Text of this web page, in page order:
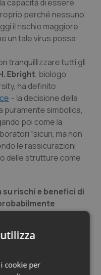
Collo
capacità di essere
perché nessuno
il rischio maggiore
un tale virus possa
tranquillizzare tutti gli
Ebright, biologo
ha definito
– la decisione della
puramente simbolica,
poi come la
“sicuri, ma non
le rassicurazioni
delle strutture come
rischi e benefici di
in qualche ambito
parlare. Il
dal 1974 al
cookie per